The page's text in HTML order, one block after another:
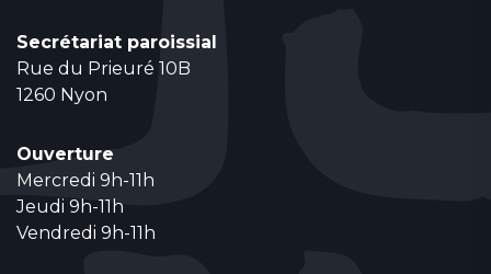
Secrétariat paroissial
Rue du Prieuré 10B
1260 Nyon
Ouverture
Mercredi 9h-11h
Jeudi 9h-11h
Vendredi 9h-11h